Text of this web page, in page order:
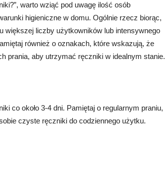
warto wziąć pod uwagę ilość osób
higieniczne w domu. Ogólnie rzecz biorąc,
większej liczby użytkowników lub intensywnego
również o oznakach, które wskazują, że
prania, aby utrzymać ręczniki w idealnym stanie.
co około 3-4 dni. Pamiętaj o regularnym praniu,
czyste ręczniki do codziennego użytku.